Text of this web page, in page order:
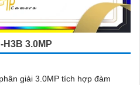
H3B 3.0MP
giải 3.0MP tích hợp đàm